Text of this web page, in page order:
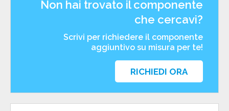
Non hai trovato il componente
che cercavi?
Scrivi per richiedere il componente
aggiuntivo su misura per te!
RICHIEDI ORA